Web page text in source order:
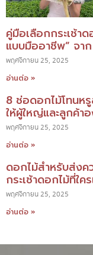
คู่มือเลือกกระเช้า
แบบมืออาชีพ” จา
พฤศจิกายน 25, 2025
อ่านต่อ »
8 ช่อดอกไม้โทนห
ให้ผู้ใหญ่และลูกค้า
พฤศจิกายน 25, 2025
อ่านต่อ »
ดอกไม้สำหรับส่งค
กระเช้าดอกไม้ที่ใค
พฤศจิกายน 25, 2025
อ่านต่อ »